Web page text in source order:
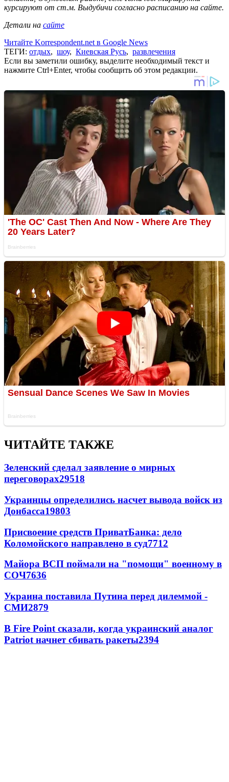
курсируют от ст.м. Выдубичи согласно расписанию на сайте.
Детали на сайте
Читайте Korrespondent.net в Google News
ТЕГИ: отдых, шоу, Киевская Русь, развлечения
Если вы заметили ошибку, выделите необходимый текст и
нажмите Ctrl+Enter, чтобы сообщить об этом редакции.
ЧИТАЙТЕ ТАКЖЕ
Зеленский сделал заявление о мирных
переговорах29518
Украинцы определились насчет вывода войск из
Донбасса19803
Присвоение средств ПриватБанка: дело
Коломойского направлено в суд7712
Майора ВСП поймали на "помощи" военному в
СОЧ7636
Украина поставила Путина перед дилеммой -
СМИ2879
В Fire Point сказали, когда украинский аналог
Patriot начнет сбивать ракеты2394